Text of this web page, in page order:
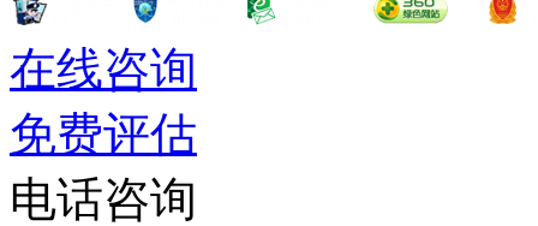
在线咨询
免费评估
电话咨询